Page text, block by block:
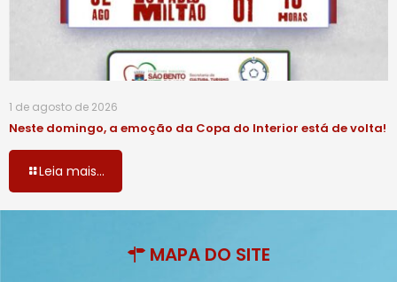
1 de agosto de 2026
Neste domingo, a emoção da Copa do Interior está de volta!
Leia mais...
MAPA DO SITE